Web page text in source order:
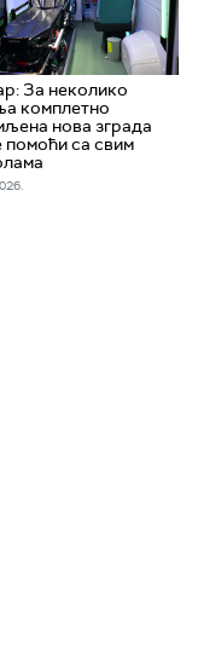
За неколико
комплетно
нова зграда
помоћи са свим